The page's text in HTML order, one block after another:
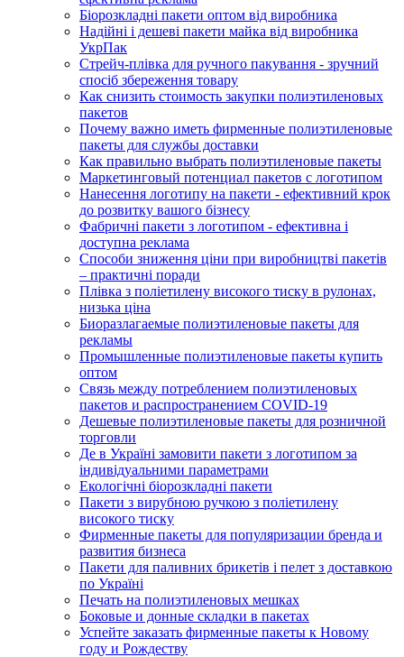
Біорозкладні пакети оптом від виробника
Надійні і дешеві пакети майка від виробника
УкрПак
Стрейч-плівка для ручного пакування - зручний
спосіб збереження товару
Как снизить стоимость закупки полиэтиленовых
пакетов
Почему важно иметь фирменные полиэтиленовые
пакеты для службы доставки
Как правильно выбрать полиэтиленовые пакеты
Маркетинговый потенциал пакетов с логотипом
Нанесення логотипу на пакети - ефективний крок
до розвитку вашого бізнесу
Фабричні пакети з логотипом - ефективна і
доступна реклама
Способи зниження ціни при виробництві пакетів
– практичні поради
Плівка з поліетилену високого тиску в рулонах,
низька ціна
Биоразлагаемые полиэтиленовые пакеты для
рекламы
Промышленные полиэтиленовые пакеты купить
оптом
Связь между потреблением полиэтиленовых
пакетов и распространением COVID-19
Дешевые полиэтиленовые пакеты для розничной
торговли
Де в Україні замовити пакети з логотипом за
індивідуальними параметрами
Екологічні біорозкладні пакети
Пакети з вирубною ручкою з поліетилену
високого тиску
Фирменные пакеты для популяризации бренда и
развития бизнеса
Пакети для паливних брикетів і пелет з доставкою
по Україні
Печать на полиэтиленовых мешках
Боковые и донные складки в пакетах
Успейте заказать фирменные пакеты к Новому
году и Рождеству